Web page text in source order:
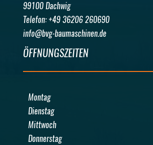
99100 Dachwig
Telefon: +49 36206 260690
info@bvg-baumaschinen.de
ÖFFNUNGSZEITEN
Montag
Dienstag
Mittwoch
Donnerstag